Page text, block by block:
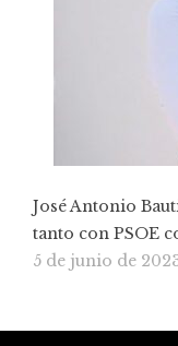
José Antonio
tanto con PSOE
5 de junio de